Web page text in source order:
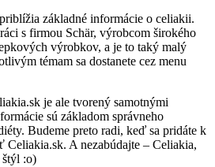
základné informácie o celiakii.
s firmou Schär, výrobcom širokého
výrobkov, a je to taký malý
témam sa dostanete cez menu
je ale tvorený samotnými
sú základom správneho
Budeme preto radi, keď sa pridáte k
Celiakia.sk. A nezabúdajte – Celiakia,
:o)